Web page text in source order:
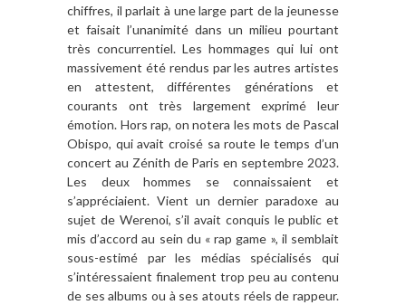
chiffres, il parlait à une large part de la jeunesse
et faisait l’unanimité dans un milieu pourtant
très concurrentiel. Les hommages qui lui ont
massivement été rendus par les autres artistes
en attestent, différentes générations et
courants ont très largement exprimé leur
émotion. Hors rap, on notera les mots de Pascal
Obispo, qui avait croisé sa route le temps d’un
concert au Zénith de Paris en septembre 2023.
Les deux hommes se connaissaient et
s’appréciaient. Vient un dernier paradoxe au
sujet de Werenoi, s’il avait conquis le public et
mis d’accord au sein du « rap game », il semblait
sous-estimé par les médias spécialisés qui
s’intéressaient finalement trop peu au contenu
de ses albums ou à ses atouts réels de rappeur.